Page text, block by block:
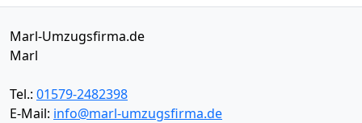
Marl-Umzugsfirma.de
Marl
Tel.: 01579-2482398
E-Mail: info@marl-umzugsfirma.de